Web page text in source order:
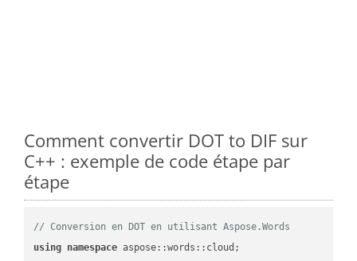
Comment convertir DOT to DIF sur
C++ : exemple de code étape par
étape
// Conversion en DOT en utilisant Aspose.Words
using namespace